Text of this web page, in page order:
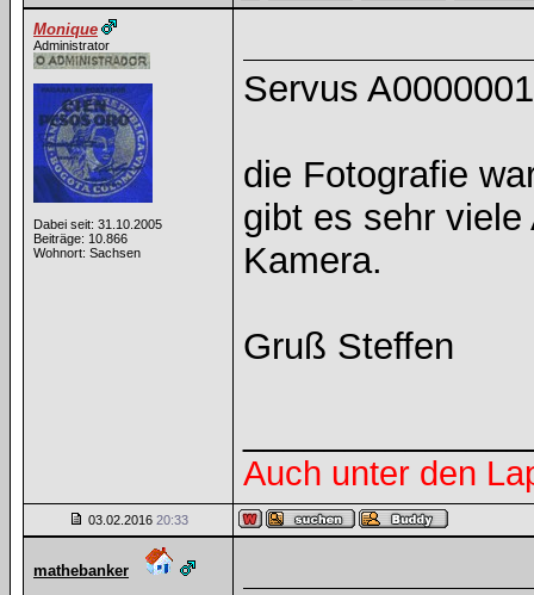
Monique
Administrator
Dabei seit: 31.10.2005
Beiträge: 10.866
Wohnort: Sachsen
Servus
die Fotografie
gibt es sehr
Kamera.
Gruß Steffen
Auch unter den
03.02.2016 20:33
mathebanker